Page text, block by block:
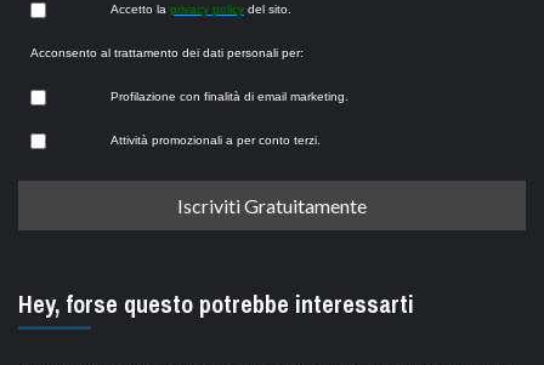
Accetto la privacy policy del sito.
Acconsento al trattamento dei dati personali per:
Profilazione con finalità di email marketing.
Attività promozionali a per conto terzi.
Hey, forse questo potrebbe interessarti